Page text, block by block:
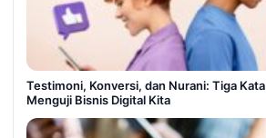
Testimoni, Konversi, dan Nurani: Tiga
Menguji Bisnis Digital Kita